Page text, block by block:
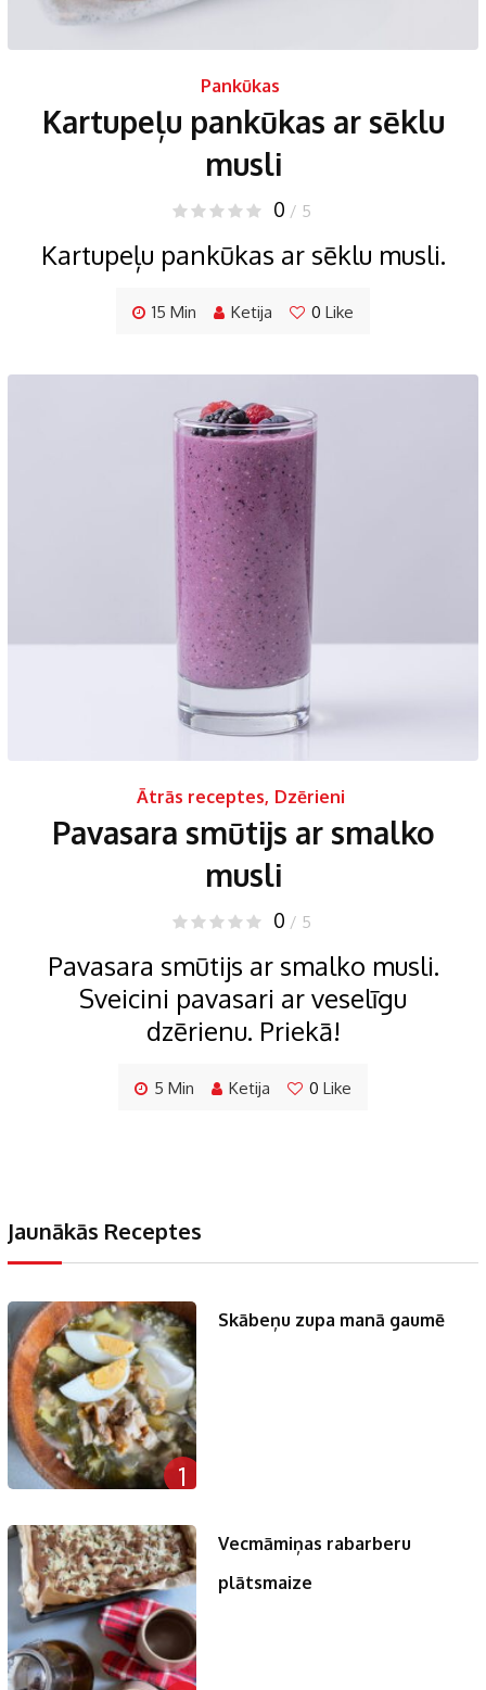
Pankūkas
Kartupeļu pankūkas ar sēklu
musli
0 / 5
Kartupeļu pankūkas ar sēklu musli.
15 Min Ketija 0 Like
Ātrās receptes, Dzērieni
Pavasara smūtijs ar smalko
musli
0 / 5
Pavasara smūtijs ar smalko musli.
Sveicini pavasari ar veselīgu
dzērienu. Priekā!
5 Min Ketija 0 Like
Jaunākās Receptes
1
Skābeņu zupa manā gaumē
Vecmāmiņas rabarberu
plātsmaize